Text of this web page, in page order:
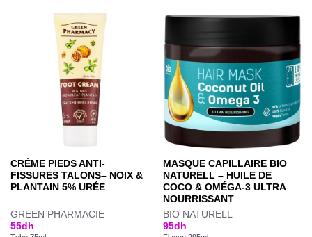
CRÈME PIEDS ANTI-
FISSURES TALONS– NOIX &
PLANTAIN 5% URÉE
GREEN PHARMACIE
55dh
MASQUE CAPILLAIRE BIO
NATURELL – HUILE DE
COCO & OMÉGA-3 ULTRA
NOURRISSANT
BIO NATURELL
95dh